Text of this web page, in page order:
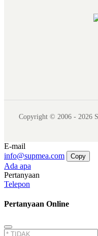
Copyright © 2006 - 2026
E-mail
info@supmea.com
Copy
Ada apa
Pertanyaan
Telepon
Pertanyaan Online